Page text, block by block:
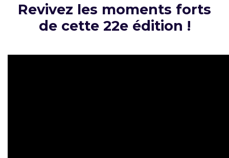
Revivez les moments forts
de cette 22e édition !